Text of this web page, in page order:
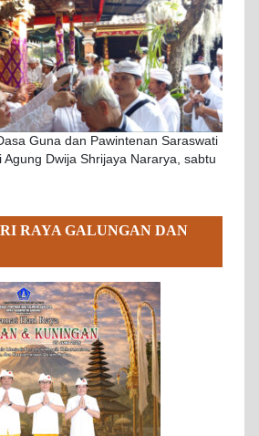
Guna dan Pawintenan Saraswati
Dwija Shrijaya Nararya, sabtu
RAYA GALUNGAN DAN